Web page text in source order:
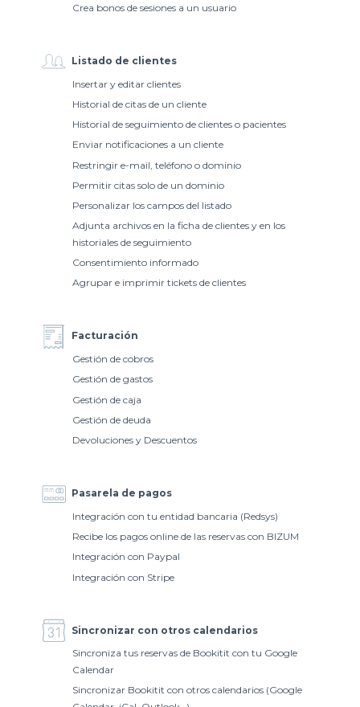
Crea bonos de sesiones a un usuario
Listado de clientes
Insertar y editar clientes
Historial de citas de un cliente
Historial de seguimiento de clientes o pacientes
Enviar notificaciones a un cliente
Restringir e-mail, teléfono o dominio
Permitir citas solo de un dominio
Personalizar los campos del listado
Adjunta archivos en la ficha de clientes y en los
historiales de seguimiento
Consentimiento informado
Agrupar e imprimir tickets de clientes
Facturación
Gestión de cobros
Gestión de gastos
Gestión de caja
Gestión de deuda
Devoluciones y Descuentos
Pasarela de pagos
Integración con tu entidad bancaria (Redsys)
Recibe los pagos online de las reservas con BIZUM
Integración con Paypal
Integración con Stripe
Sincronizar con otros calendarios
Sincroniza tus reservas de Bookitit con tu Google
Calendar
Sincronizar Bookitit con otros calendarios (Google